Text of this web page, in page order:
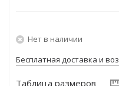
Нет в наличии
Бесплатная доставка и
Таблица размеров